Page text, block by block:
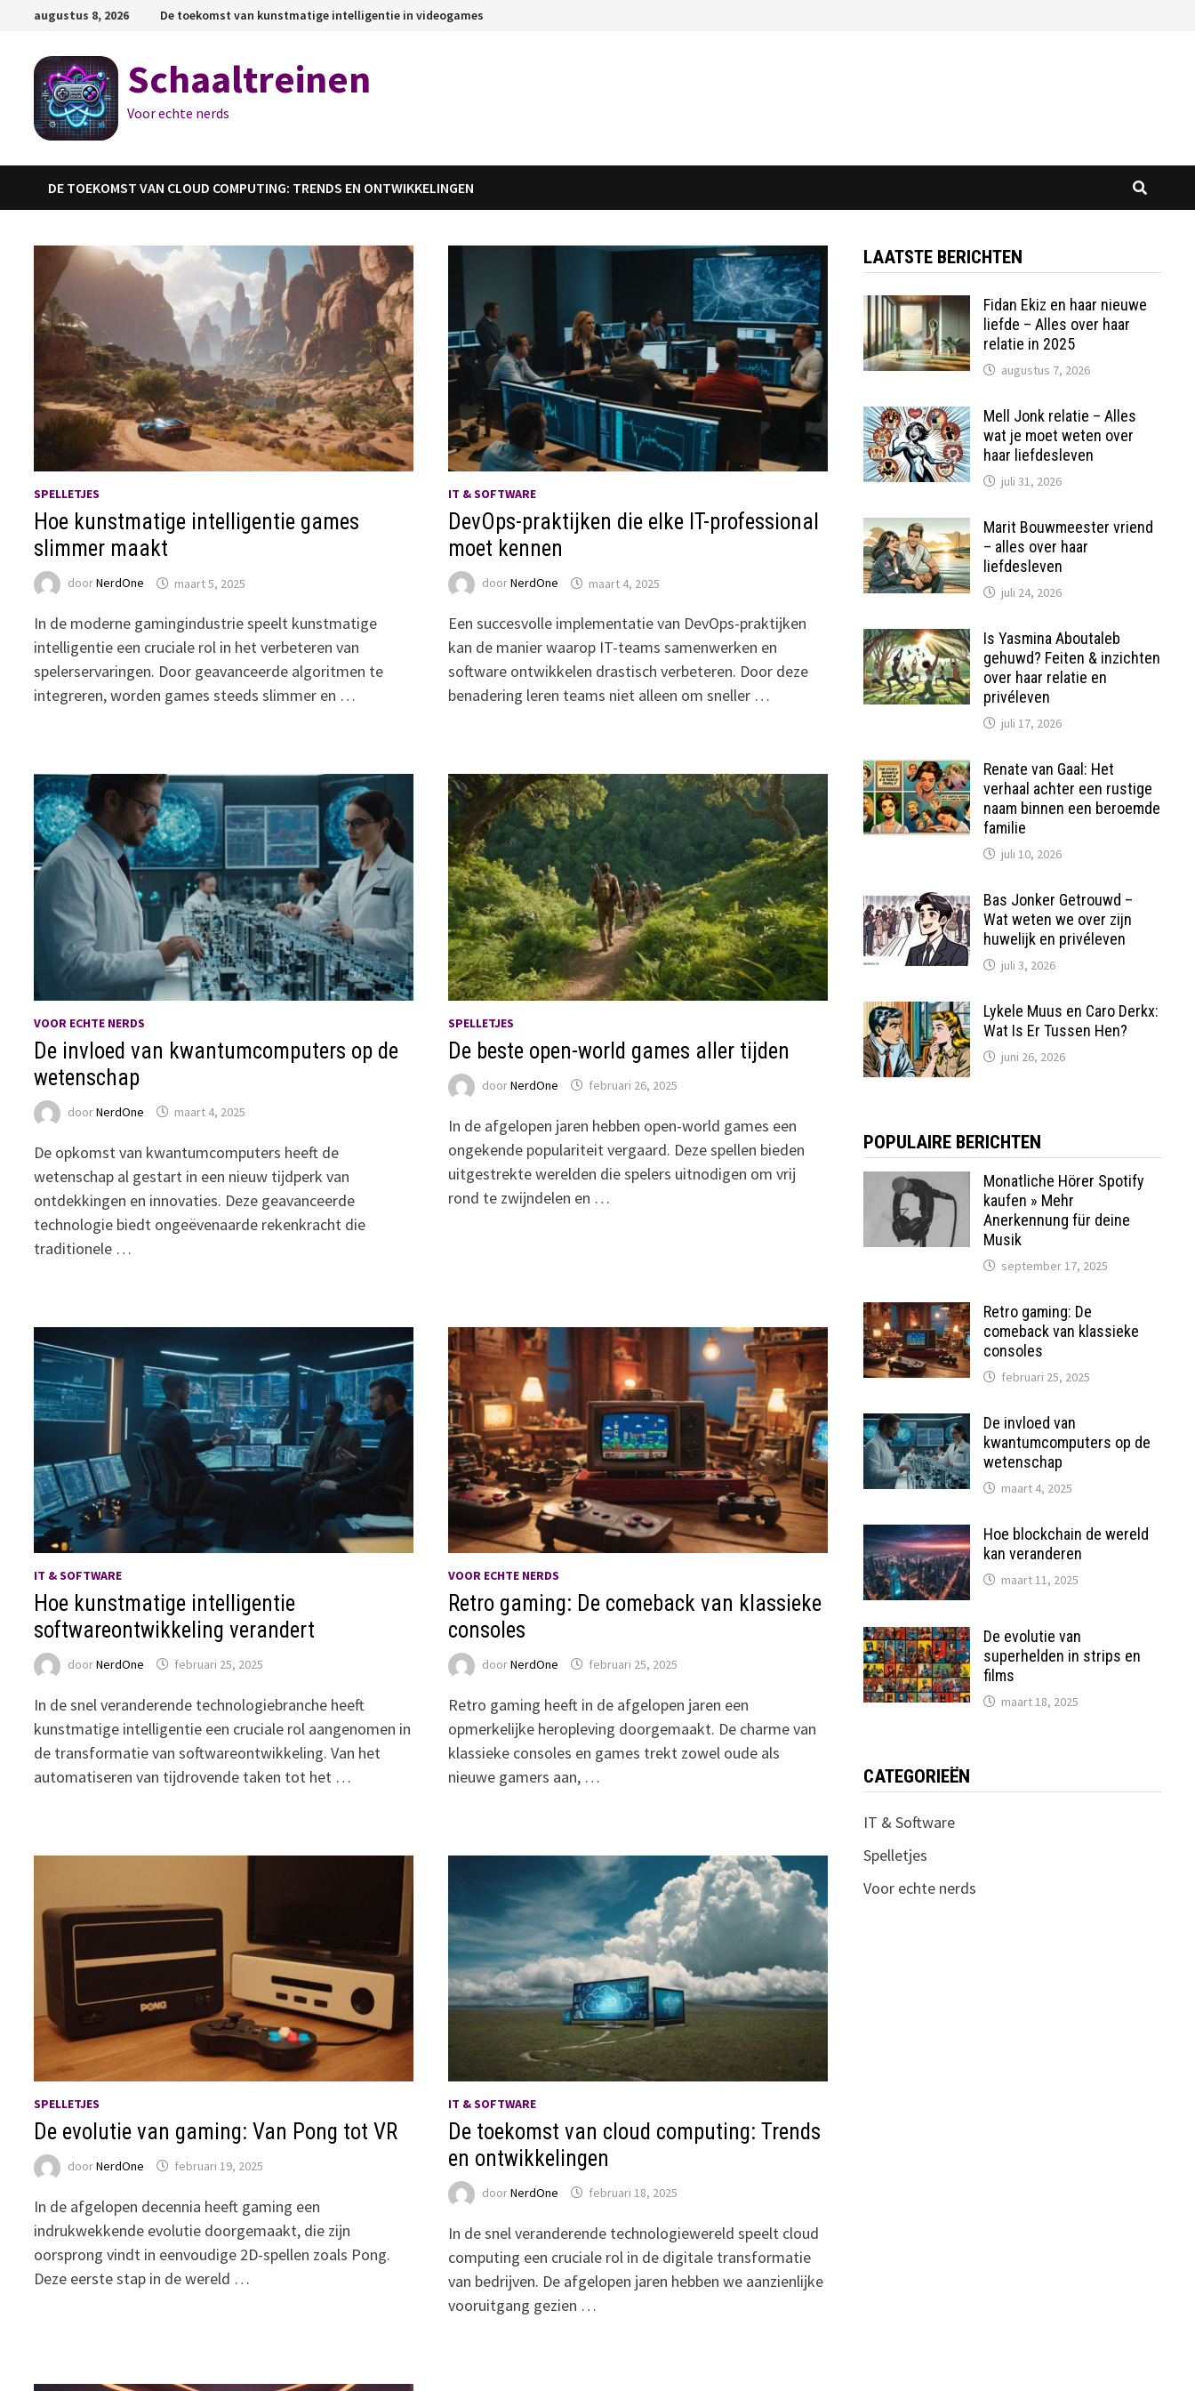
inhoud
augustus 8, 2026 De toekomst van kunstmatige intelligentie in videogames
Schaaltreinen
Voor echte nerds
DE TOEKOMST VAN CLOUD COMPUTING: TRENDS EN ONTWIKKELINGEN
SPELLETJES
Hoe kunstmatige intelligentie games
slimmer maakt
doorNerdOne maart 5, 2025
In de moderne gamingindustrie speelt kunstmatige
intelligentie een cruciale rol in het verbeteren van
spelerservaringen. Door geavanceerde algoritmen te
integreren, worden games steeds slimmer en …
IT & SOFTWARE
DevOps-praktijken die elke IT-professional
moet kennen
doorNerdOne maart 4, 2025
Een succesvolle implementatie van DevOps-praktijken
kan de manier waarop IT-teams samenwerken en
software ontwikkelen drastisch verbeteren. Door deze
benadering leren teams niet alleen om sneller …
VOOR ECHTE NERDS
De invloed van kwantumcomputers op de
wetenschap
doorNerdOne maart 4, 2025
De opkomst van kwantumcomputers heeft de
wetenschap al gestart in een nieuw tijdperk van
ontdekkingen en innovaties. Deze geavanceerde
technologie biedt ongeëvenaarde rekenkracht die
traditionele …
SPELLETJES
De beste open-world games aller tijden
doorNerdOne februari 26, 2025
In de afgelopen jaren hebben open-world games een
ongekende populariteit vergaard. Deze spellen bieden
uitgestrekte werelden die spelers uitnodigen om vrij
rond te zwijndelen en …
IT & SOFTWARE
Hoe kunstmatige intelligentie
softwareontwikkeling verandert
doorNerdOne februari 25, 2025
In de snel veranderende technologiebranche heeft
kunstmatige intelligentie een cruciale rol aangenomen in
de transformatie van softwareontwikkeling. Van het
automatiseren van tijdrovende taken tot het …
VOOR ECHTE NERDS
Retro gaming: De comeback van klassieke
consoles
doorNerdOne februari 25, 2025
Retro gaming heeft in de afgelopen jaren een
opmerkelijke heropleving doorgemaakt. De charme van
klassieke consoles en games trekt zowel oude als
nieuwe gamers aan, …
SPELLETJES
De evolutie van gaming: Van Pong tot VR
doorNerdOne februari 19, 2025
In de afgelopen decennia heeft gaming een
indrukwekkende evolutie doorgemaakt, die zijn
oorsprong vindt in eenvoudige 2D-spellen zoals Pong.
Deze eerste stap in de wereld …
IT & SOFTWARE
De toekomst van cloud computing: Trends
en ontwikkelingen
doorNerdOne februari 18, 2025
In de snel veranderende technologiewereld speelt cloud
computing een cruciale rol in de digitale transformatie
van bedrijven. De afgelopen jaren hebben we aanzienlijke
vooruitgang gezien …
LAATSTE BERICHTEN
Fidan Ekiz en haar nieuwe
liefde – Alles over haar
relatie in 2025
augustus 7, 2026
Mell Jonk relatie – Alles
wat je moet weten over
haar liefdesleven
juli 31, 2026
Marit Bouwmeester vriend
– alles over haar
liefdesleven
juli 24, 2026
Is Yasmina Aboutaleb
gehuwd? Feiten & inzichten
over haar relatie en
privéleven
juli 17, 2026
Renate van Gaal: Het
verhaal achter een rustige
naam binnen een beroemde
familie
juli 10, 2026
Bas Jonker Getrouwd –
Wat weten we over zijn
huwelijk en privéleven
juli 3, 2026
Lykele Muus en Caro Derkx:
Wat Is Er Tussen Hen?
juni 26, 2026
POPULAIRE BERICHTEN
Monatliche Hörer Spotify
kaufen » Mehr
Anerkennung für deine
Musik
september 17, 2025
Retro gaming: De
comeback van klassieke
consoles
februari 25, 2025
De invloed van
kwantumcomputers op de
wetenschap
maart 4, 2025
Hoe blockchain de wereld
kan veranderen
maart 11, 2025
De evolutie van
superhelden in strips en
films
maart 18, 2025
CATEGORIEËN
IT & Software
Spelletjes
Voor echte nerds